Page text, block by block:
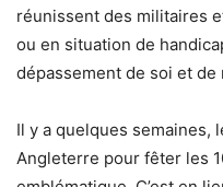
réunissent des militaires
ou en situation de
dépassement de soi et de
Il y a quelques semaines,
Angleterre pour fêter les